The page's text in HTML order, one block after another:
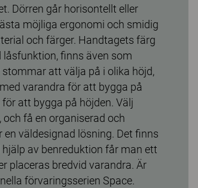
Dörren går horisontellt eller
möjliga ergonomi och smidig
och färger. Handtagets färg
finns även som
att välja på i olika höjd,
varandra för att bygga på
att bygga på höjden. Välj
få en organiserad och
väldesignad lösning. Det finns
av benreduktion får man ett
placeras bredvid varandra. Är
förvaringsserien Space.